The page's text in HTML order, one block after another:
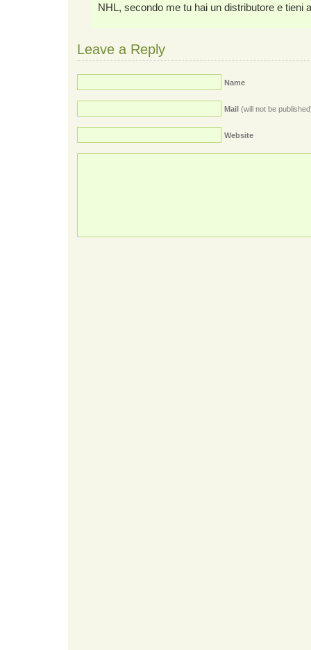
NHL, secondo me tu hai un distributore e tieni
Leave a Reply
Name
Mail (will not be
Website